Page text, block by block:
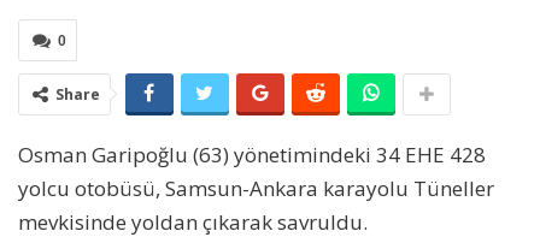
0
Share
Osman Garipoğlu (63) yönetimindeki 34 EHE 428
yolcu otobüsü, Samsun-Ankara karayolu Tüneller
mevkisinde yoldan çıkarak savruldu.